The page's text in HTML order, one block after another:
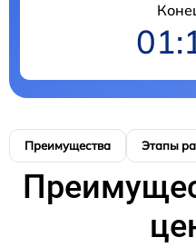
Преимущества Этапы